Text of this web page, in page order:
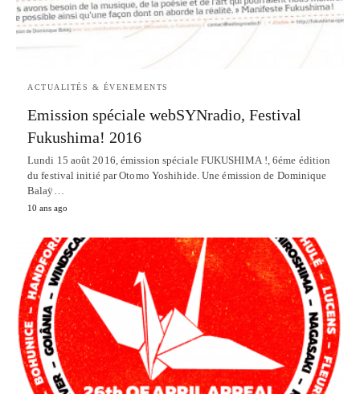
ACTUALITÉS & ÉVENEMENTS
Emission spéciale webSYNradio, Festival
Fukushima! 2016
Lundi 15 août 2016, émission spéciale FUKUSHIMA !, 6éme édition
du festival initié par Otomo Yoshihide. Une émission de Dominique
Balaÿ…
10 ans ago